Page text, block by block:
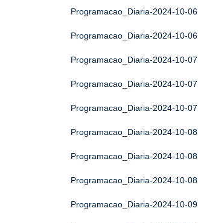
Programacao_Diaria-2024-10-06
Programacao_Diaria-2024-10-06
Programacao_Diaria-2024-10-07
Programacao_Diaria-2024-10-07
Programacao_Diaria-2024-10-07
Programacao_Diaria-2024-10-08
Programacao_Diaria-2024-10-08
Programacao_Diaria-2024-10-08
Programacao_Diaria-2024-10-09